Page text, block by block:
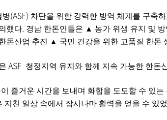
병(ASF) 차단을 위한 강력한 방역 체계를 구축하
했다. 경남 한돈인들은 ▲ 농가 위생 유지 및
돈산업 추진 ▲ 국민 건강을 위한 고품질 한돈
ASF 청정지역 유지와 함께 지속 가능한 한돈
즐거운 시간을 보내며 화합을 도모할 수 있는
지친 일상 속에서 잠시나마 활력을 얻을 수 있